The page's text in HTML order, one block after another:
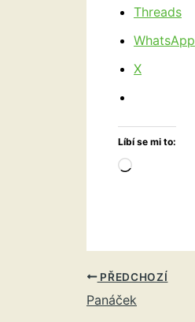
Threads
WhatsApp
X
Líbí se mi to:
Načítání…
PŘEDCHOZÍ
Panáček